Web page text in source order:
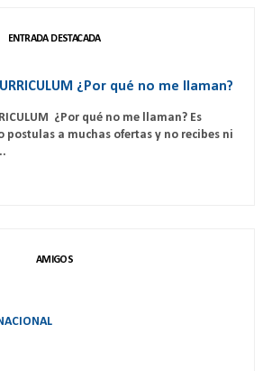
ENTRADA DESTACADA
¿Por qué no me llaman?
¿Por qué no me llaman? Es
postulas a muchas ofertas y no recibes ni
AMIGOS